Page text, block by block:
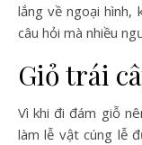
lắng về ngoại hình,
câu hỏi mà nhiều
Giỏ trái
Vì khi đi đám giỗ
làm lễ vật cúng lễ